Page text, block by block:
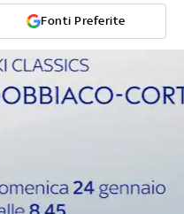
Fonti Preferite